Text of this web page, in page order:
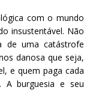
com o mundo
insustentável. Não
de uma catástrofe
danosa que seja,
e quem paga cada
A burguesia e seu